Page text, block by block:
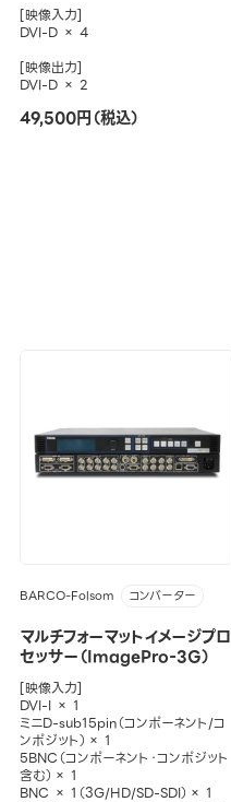
[映像入力]
DVI-D × 4
[映像出力]
DVI-D × 2
49,500円（税込）
BARCO-Folsom コンバーター
マルチフォーマットイメージプロ
セッサー（ImagePro-3G）
[映像入力]
DVI-I × 1
ミニD-sub15pin（コンポーネント/コ
ンポジット）× 1
5BNC（コンポーネント・コンポジット
含む）× 1
BNC × 1（3G/HD/SD-SDI）× 1